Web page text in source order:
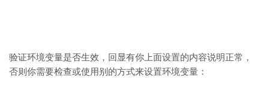
验证环境变量是否生效，回显有你上面设置的内容说明正常，
否则你需要检查或使用别的方式来设置环境变量：